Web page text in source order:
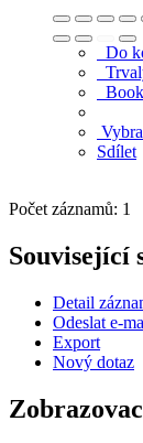
Do
Sdílet
Počet záznamů: 1
Související
Detail
Odeslat e-
Export
Nový dotaz